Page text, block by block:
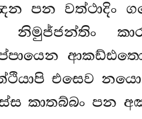
වත්ථාදිං
නිමුජ්ජන්තිං
එසෙව
කාතබ්බං